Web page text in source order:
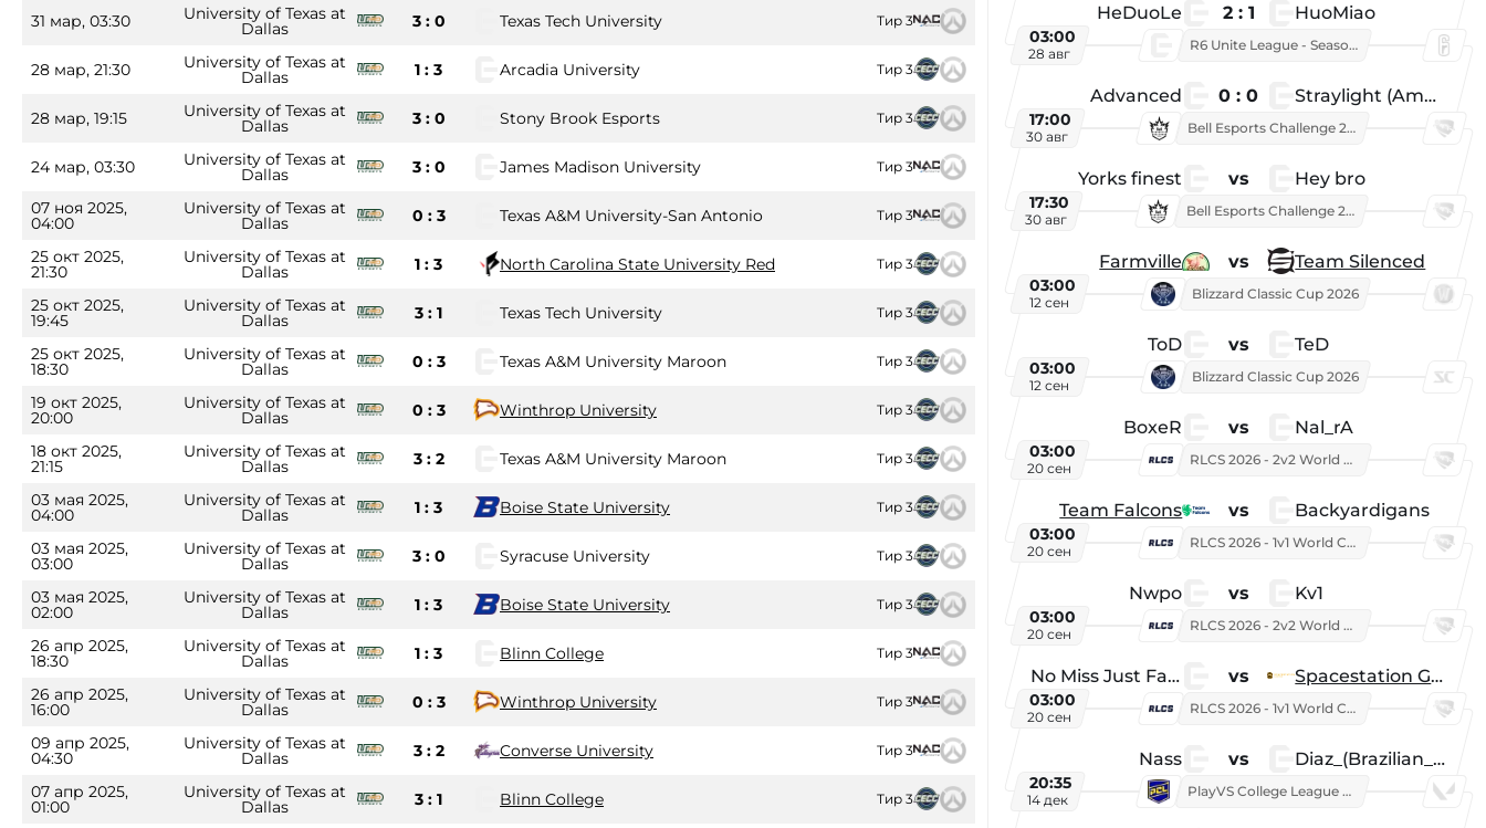
31 мар, 03:30 University of Texas at
Dallas 3 : 0 Texas Tech University Тир 3
28 мар, 21:30 University of Texas at
Dallas 1 : 3 Arcadia University Тир 3
28 мар, 19:15 University of Texas at
Dallas 3 : 0 Stony Brook Esports Тир 3
24 мар, 03:30 University of Texas at
Dallas 3 : 0 James Madison University Тир 3
07 ноя 2025,
04:00
University of Texas at
Dallas 0 : 3 Texas A&M University-San Antonio Тир 3
25 окт 2025,
21:30
University of Texas at
Dallas 1 : 3 North Carolina State University Red Тир 3
25 окт 2025,
19:45
University of Texas at
Dallas 3 : 1 Texas Tech University Тир 3
25 окт 2025,
18:30
University of Texas at
Dallas 0 : 3 Texas A&M University Maroon Тир 3
19 окт 2025,
20:00
University of Texas at
Dallas 0 : 3 Winthrop University Тир 3
18 окт 2025,
21:15
University of Texas at
Dallas 3 : 2 Texas A&M University Maroon Тир 3
03 мая 2025,
04:00
University of Texas at
Dallas 1 : 3 Boise State University Тир 3
03 мая 2025,
03:00
University of Texas at
Dallas 3 : 0 Syracuse University Тир 3
03 мая 2025,
02:00
University of Texas at
Dallas 1 : 3 Boise State University Тир 3
26 апр 2025,
18:30
University of Texas at
Dallas 1 : 3 Blinn College Тир 3
26 апр 2025,
16:00
University of Texas at
Dallas 0 : 3 Winthrop University Тир 3
09 апр 2025,
04:30
University of Texas at
Dallas 3 : 2 Converse University Тир 3
07 апр 2025,
01:00
University of Texas at
Dallas 3 : 1 Blinn College Тир 3
HeDuoLe 2 : 1 HuoMiao
03:00
28 авг
R6 Unite League - Season 1
Advanced 0 : 0 Straylight (American team)
17:00
30 авг
Bell Esports Challenge 2026
Yorks finest vs Hey bro
17:30
30 авг
Bell Esports Challenge 2026
Farmville vs Team Silenced
03:00
12 сен
Blizzard Classic Cup 2026
ToD vs TeD
03:00
12 сен
Blizzard Classic Cup 2026
BoxeR vs Nal_rA
03:00
20 сен
RLCS 2026 - 2v2 World Championship
Team Falcons vs Backyardigans
03:00
20 сен
RLCS 2026 - 1v1 World Championship
Nwpo vs Kv1
03:00
20 сен
RLCS 2026 - 2v2 World Championship
No Miss Just Fake vs Spacestation Gaming
03:00
20 сен
RLCS 2026 - 1v1 World Championship
Nass vs Diaz_(Brazilian_Player)
20:35
14 дек
PlayVS College League 2025: Fall